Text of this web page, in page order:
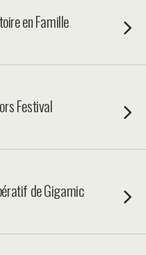
en Famille
Festival
de Gigamic